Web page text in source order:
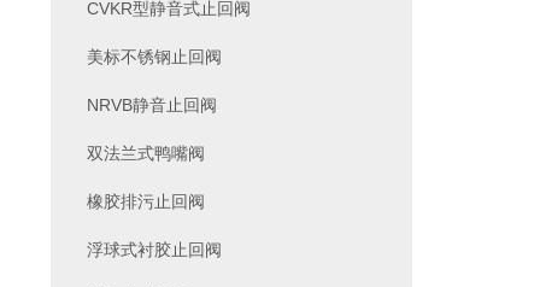
CVKR型静音式止回阀
美标不锈钢止回阀
NRVB静音止回阀
双法兰式鸭嘴阀
橡胶排污止回阀
浮球式衬胶止回阀